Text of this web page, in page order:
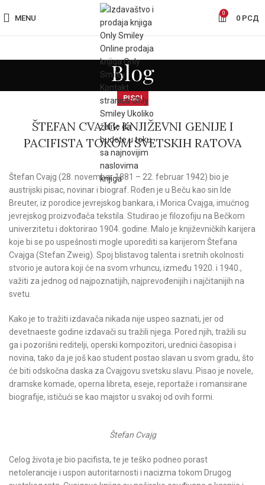
MENU
0
0 РСД
Blog
PISCI
ŠTEFAN CVAJG: KNJIŽEVNI GENIJE I
PACIFISTA TOKOM SVETSKIH RATOVA
Štefan Cvajg (28. novembar 1881 – 22. februar 1942) bio je
austrijski pisac, novinar i biograf. Rođen je u Beču kao sin Ide
Breuter, iz porodice jevrejskog bankara, i Morica Cvajga, imućnog
jevrejskog proizvođača tekstila. Studirao je filozofiju na Bečkom
univerzitetu i doktorirao 1904. godine. Malo je književničkih karijera
koje bi se po uspešnosti mogle uporediti sa karijerom Štefana
Cvajga (Stefan Zweig). Spoj blistavog talenta i sretnih okolnosti
stvorio je autora koji će na svom vrhuncu, između 1920. i 1940.,
važiti za jednog od najpoznatijih, najprevođenijih i najčitanijih na
svetu.
Kako je to tražiti izdavača nikada nije uspeo saznati, jer od
devetnaeste godine izdavači su tražili njega. Pored njih, tražili su
ga i pozorišni reditelji, operski kompozitori, urednici časopisa i
novina, tako da je još kao student postao slavan u svom gradu, što
će biti odskočna daska za Cvajgovu svetsku slavu. Pisao je novele,
dramske komade, operna libreta, eseje, reportaže i romansirane
biografije, ističući se kao majstor u svakoj od ovih formi.
Štefan Cvajg
Celog života je bio pacifista, te je teško podneo porast
netolerancije i uspon autoritarnosti i nacizma tokom Drugog